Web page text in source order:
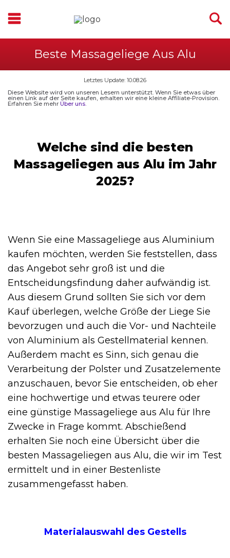
Beste Massageliege Aus Alu
Letztes Update: 10.08.26
Diese Website wird von unseren Lesern unterstützt. Wenn Sie etwas über
einen Link auf der Seite kaufen, erhalten wir eine kleine Affiliate-Provision.
Erfahren Sie mehr Über uns.
Welche sind die besten
Massageliegen aus Alu im Jahr
2025?
Wenn Sie eine Massageliege aus Aluminium
kaufen möchten, werden Sie feststellen, dass
das Angebot sehr groß ist und die
Entscheidungsfindung daher aufwändig ist.
Aus diesem Grund sollten Sie sich vor dem
Kauf überlegen, welche Größe der Liege Sie
bevorzugen und auch die Vor- und Nachteile
von Aluminium als Gestellmaterial kennen.
Außerdem macht es Sinn, sich genau die
Verarbeitung der Polster und Zusatzelemente
anzuschauen, bevor Sie entscheiden, ob eher
eine hochwertige und etwas teurere oder
eine günstige Massageliege aus Alu für Ihre
Zwecke in Frage kommt. Abschießend
erhalten Sie noch eine Übersicht über die
besten Massageliegen aus Alu, die wir im Test
ermittelt und in einer Bestenliste
zusammengefasst haben.
Materialauswahl des Gestells